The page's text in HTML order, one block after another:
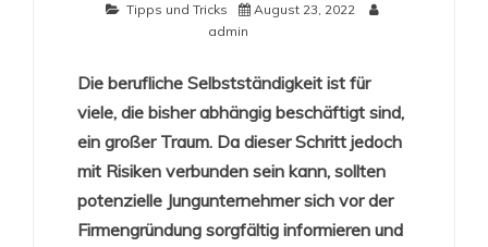
Tipps und Tricks
August 23, 2022
admin
Die berufliche Selbstständigkeit ist für
viele, die bisher abhängig beschäftigt sind,
ein großer Traum. Da dieser Schritt jedoch
mit Risiken verbunden sein kann, sollten
potenzielle Jungunternehmer sich vor der
Firmengründung sorgfältig informieren und